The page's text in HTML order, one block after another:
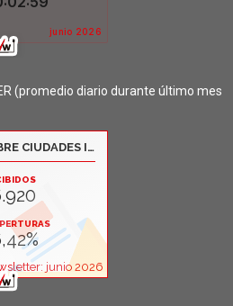
(promedio diario durante último mes